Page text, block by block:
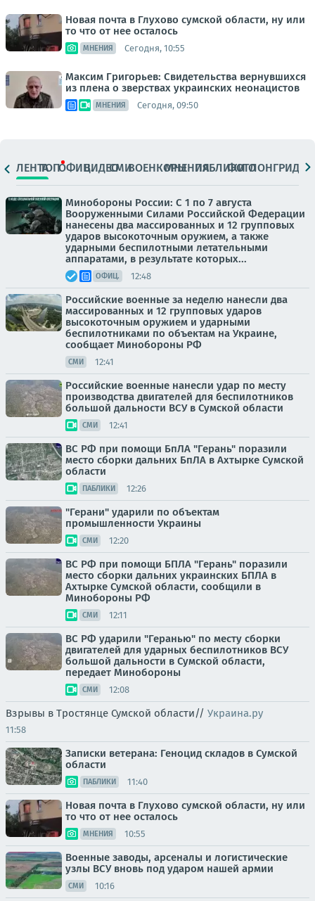
Новая почта в Глухово сумской области, ну или
то что от нее осталось
МНЕНИЯ Сегодня, 10:55
Максим Григорьев: Свидетельства вернувшихся
из плена о зверствах украинских неонацистов
МНЕНИЯ Сегодня, 09:50
ЛЕНТАТОПОФИЦ.ВИДЕОСМИВОЕНКОРЫМНЕНИЯПАБЛИКИ
ФОТОЛОНГРИДЫ
Минобороны России: С 1 по 7 августа
Вооруженными Силами Российской Федерации
нанесены два массированных и 12 групповых
ударов высокоточным оружием, а также
ударными беспилотными летательными
аппаратами, в результате которых...
ОФИЦ. 12:48
Российские военные за неделю нанесли два
массированных и 12 групповых ударов
высокоточным оружием и ударными
беспилотниками по объектам на Украине,
сообщает Минобороны РФ
СМИ 12:41
Российские военные нанесли удар по месту
производства двигателей для беспилотников
большой дальности ВСУ в Сумской области
СМИ 12:41
ВС РФ при помощи БпЛА "Герань" поразили
место сборки дальних БпЛА в Ахтырке Сумской
области
ПАБЛИКИ 12:26
"Герани" ударили по объектам
промышленности Украины
СМИ 12:20
ВС РФ при помощи БПЛА "Герань" поразили
место сборки дальних украинских БПЛА в
Ахтырке Сумской области, сообщили в
Минобороны РФ
СМИ 12:11
ВС РФ ударили "Геранью" по месту сборки
двигателей для ударных беспилотников ВСУ
большой дальности в Сумской области,
передает Минобороны
СМИ 12:08
Взрывы в Тростянце Сумской области// Украина.ру
11:58
Записки ветерана: Геноцид складов в Сумской
области
ПАБЛИКИ 11:40
Новая почта в Глухово сумской области, ну или
то что от нее осталось
МНЕНИЯ 10:55
Военные заводы, арсеналы и логистические
узлы ВСУ вновь под ударом нашей армии
СМИ 10:16